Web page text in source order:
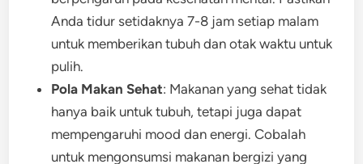
Anda tidur setidaknya 7-8 jam setiap malam
untuk memberikan tubuh dan otak waktu untuk
pulih.
Pola Makan Sehat: Makanan yang sehat tidak
hanya baik untuk tubuh, tetapi juga dapat
mempengaruhi mood dan energi. Cobalah
untuk mengonsumsi makanan bergizi yang